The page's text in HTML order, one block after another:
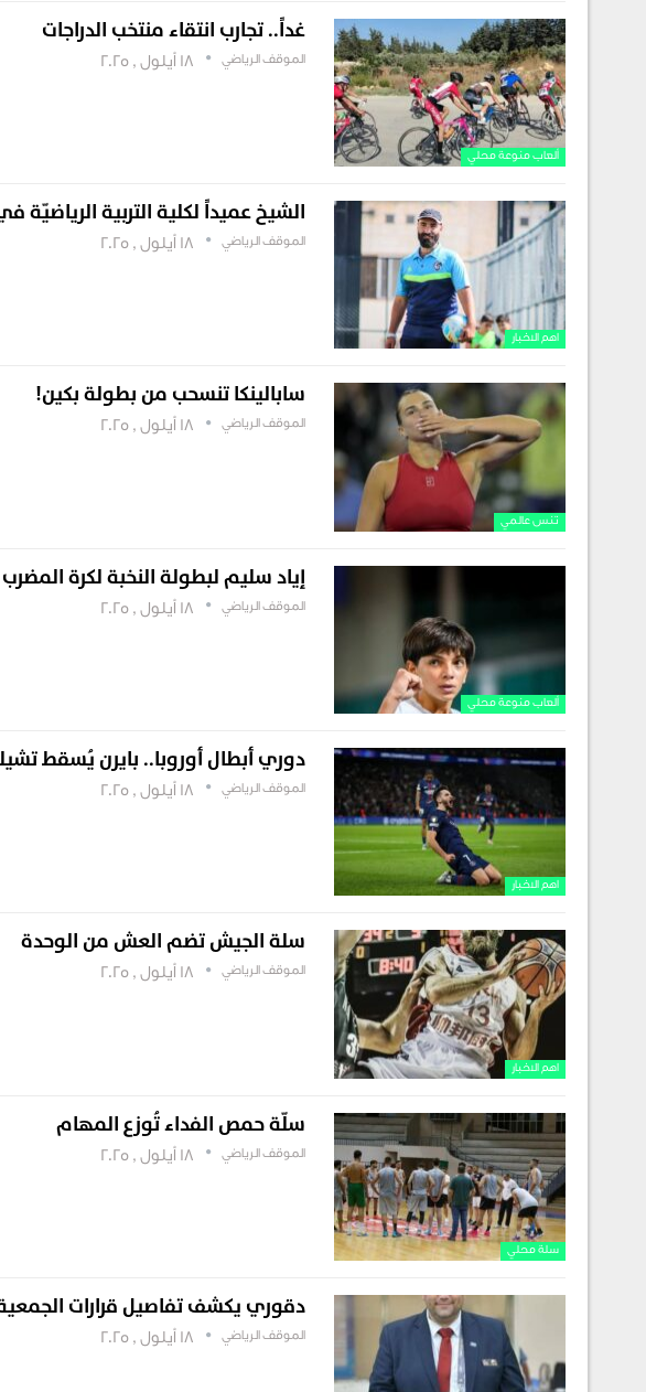
ألعاب منوعة محلي
غداً.. تجارب انتقاء منتخب الدراجات
الموقف الرياضي 18 أيلول , 2025
اهم الاخبار
الشيخ عميداً لكلية التربية
الموقف الرياضي 18 أيلول , 2025
تنس عالمي
سابالينكا تنسحب من بطولة بكين!
الموقف الرياضي 18 أيلول , 2025
ألعاب منوعة محلي
إياد سليم لبطولة النخبة لكرة المضرب
الموقف الرياضي 18 أيلول , 2025
اهم الاخبار
دوري أبطال أوروبا.. بايرن يُسقط
الموقف الرياضي 18 أيلول , 2025
اهم الاخبار
سلة الجيش تضم العش من الوحدة
الموقف الرياضي 18 أيلول , 2025
سلة محلي
سلّة حمص الفداء تُوزع المهام
الموقف الرياضي 18 أيلول , 2025
دقوري يكشف تفاصيل قرارات
الموقف الرياضي 18 أيلول , 2025